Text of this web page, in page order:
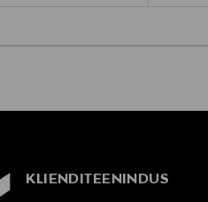
KLIENDITEENINDUS